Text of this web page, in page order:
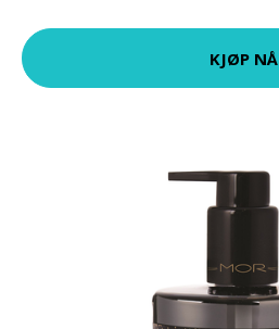
KJØP NÅ